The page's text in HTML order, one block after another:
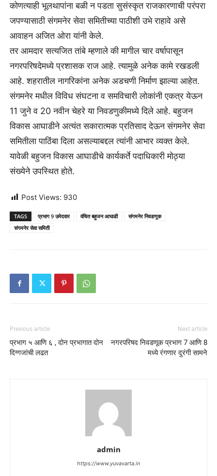
कोणत्याही भूलथापांना बळी न पडता सुसंस्कृत राजकारणाची परंपरा
जपण्यासाठी संगमनेर सेवा समितीच्या पाठीशी उभे राहावे असे
आवाहन अजित ओरा यांनी केले.
तर आमदार सत्यजित तांबे म्हणाले की मागील चार वर्षापासून
नगरपरिषदेमध्ये प्रशासक राज आहे. त्यामुळे अनेक कामे रखडली
आहे. शहरातील नागरिकांना अनेक अडचणी निर्माण झाल्या आहेत.
संगमनेर मधील विविध संघटना व समविचारी लोकांनी एकत्र येऊन
11 जुने व 20 नवीन चेहरे या निवडणुकीमध्ये दिले आहे. बहुजन
विकास आघाडीने अत्यंत सकारात्मक प्रतिसाद देऊन संगमनेर सेवा
समितीला पाठिंबा दिला असल्याबद्दल त्यांनी आभार व्यक्त केले.
यावेळी बहुजन विकास आघाडीचे कार्यकर्ते पदाधिकारी मोठ्या
संख्येने उपस्थित होते.
Post Views: 930
TAGS प्रभाग 9 उमेदवार वंचित बहुजन आघाडी
संगमनेर निवडणूक
संगमनेर सेवा समिती
Previous article
प्रभाग ५ आणि ६ , दोन प्रभागात दोन
दिग्गजांची लढत
Next article
नगरपरिषद निवडणूक प्रभाग 7 आणि 8
मध्ये रंगणार दुरंगी सामने
admin
https://www.yuvavarta.in